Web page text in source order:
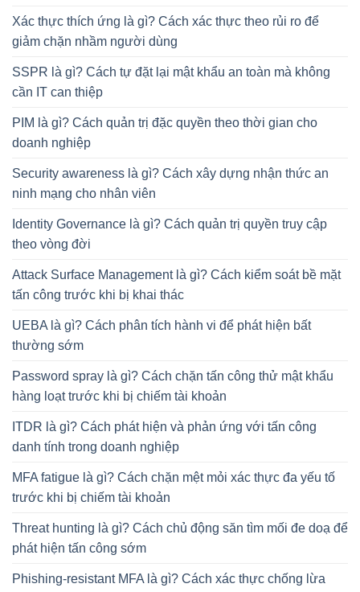
Xác thực thích ứng là gì? Cách xác thực theo rủi ro để
giảm chặn nhầm người dùng
SSPR là gì? Cách tự đặt lại mật khẩu an toàn mà không
cần IT can thiệp
PIM là gì? Cách quản trị đặc quyền theo thời gian cho
doanh nghiệp
Security awareness là gì? Cách xây dựng nhận thức an
ninh mạng cho nhân viên
Identity Governance là gì? Cách quản trị quyền truy cập
theo vòng đời
Attack Surface Management là gì? Cách kiểm soát bề mặt
tấn công trước khi bị khai thác
UEBA là gì? Cách phân tích hành vi để phát hiện bất
thường sớm
Password spray là gì? Cách chặn tấn công thử mật khẩu
hàng loạt trước khi bị chiếm tài khoản
ITDR là gì? Cách phát hiện và phản ứng với tấn công
danh tính trong doanh nghiệp
MFA fatigue là gì? Cách chặn mệt mỏi xác thực đa yếu tố
trước khi bị chiếm tài khoản
Threat hunting là gì? Cách chủ động săn tìm mối đe doạ để
phát hiện tấn công sớm
Phishing-resistant MFA là gì? Cách xác thực chống lừa